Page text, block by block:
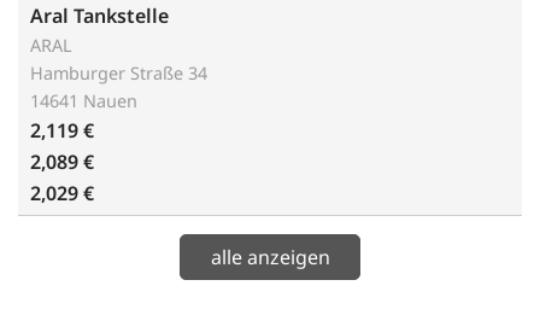
Aral Tankstelle
ARAL
Hamburger Straße 34
14641 Nauen
2,119 €
2,089 €
2,029 €
alle anzeigen